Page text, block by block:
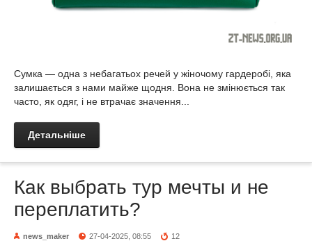
Сумка — одна з небагатьох речей у жіночому гардеробі, яка
залишається з нами майже щодня. Вона не змінюється так
часто, як одяг, і не втрачає значення...
Детальніше
Как выбрать тур мечты и не
переплатить?
news_maker 27-04-2025, 08:55 12